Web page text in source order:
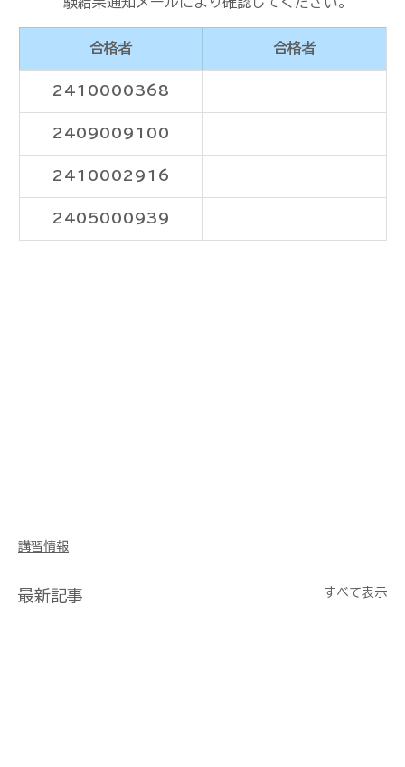
合格者 合格者
2410000368
2409009100
2410002916
2405000939
講習情報
最新記事 すべて表示